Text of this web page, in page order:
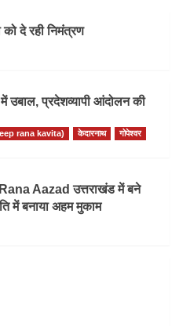
दे रही निमंत्रण
उबाल, प्रदेशव्यापी आंदोलन की
rana kavita) केदारनाथ
गोपेश्वर
Aazad उत्तराखंड में बने
में बनाया अहम मुकाम